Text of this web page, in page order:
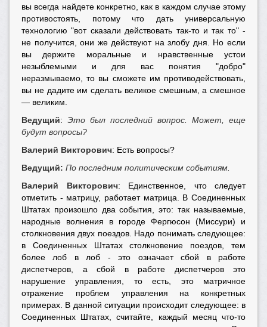
вы всегда найдете конкретно, как в каждом случае этому
противостоять, потому что дать универсальную
технологию "вот сказали действовать так-то и так то" -
не получится, они же действуют на злобу дня. Но если
вы держите моральные и нравственные устои
незыблемыми и для вас понятия "добро"
неразмываемо, то вы сможете им противодействовать,
вы не дадите им сделать великое смешным, а смешное
— великим.
Ведущий: Это был последний вопрос. Может, еще
будут вопросы?
Валерий Викторович: Есть вопросы?
Ведущий: По последним политическим событиям.
Валерий Викторович: Единственное, что следует
отметить - матрицу, работает матрица. В Соединенных
Штатах произошло два события, это: так называемые,
народные волнения в городе Фергюсон (Миссури) и
столкновения двух поездов. Надо понимать следующее:
в Соединенных Штатах столкновение поездов, тем
более лоб в лоб - это означает сбой в работе
диспетчеров, а сбой в работе диспетчеров это
нарушение управления, то есть, это матричное
отражение проблем управления на конкретных
примерах. В данной ситуации происходит следующее: в
Соединенных Штатах, считайте, каждый месяц что-то